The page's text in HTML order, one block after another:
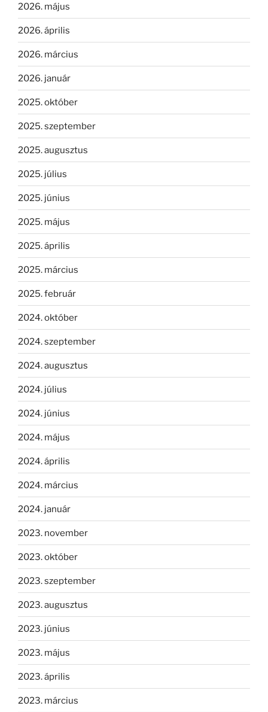
2026. május
2026. április
2026. március
2026. január
2025. október
2025. szeptember
2025. augusztus
2025. július
2025. június
2025. május
2025. április
2025. március
2025. február
2024. október
2024. szeptember
2024. augusztus
2024. július
2024. június
2024. május
2024. április
2024. március
2024. január
2023. november
2023. október
2023. szeptember
2023. augusztus
2023. június
2023. május
2023. április
2023. március